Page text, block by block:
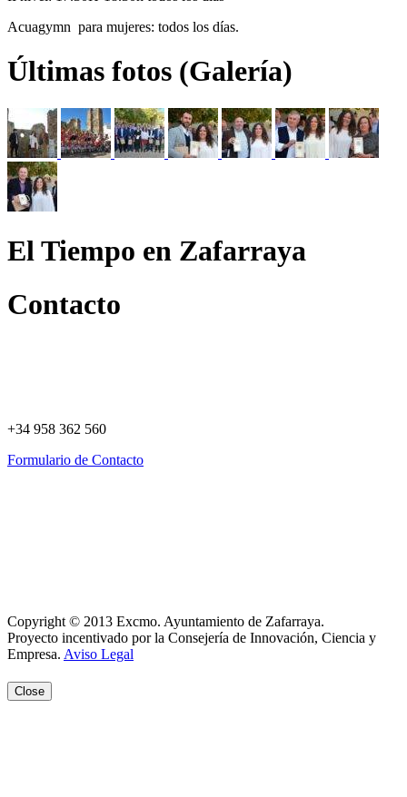
Acuagymn para mujeres: todos los días.
Últimas fotos (Galería)
El Tiempo en Zafarraya
Contacto
+34 958 362 560
Formulario de Contacto
Copyright © 2013 Excmo. Ayuntamiento de Zafarraya.
Proyecto incentivado por la Consejería de Innovación, Ciencia y
Empresa. Aviso Legal
Close